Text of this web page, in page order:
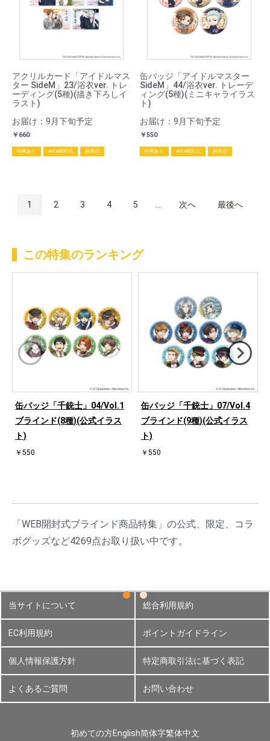
アクリルカード「アイドルマス
ター SideM」23/浴衣ver. トレ
ーディング(5種)(描き下ろしイ
ラスト)
お届け：9月下旬予定
￥660
特典あり WEB開封式 新商品
缶バッジ「アイドルマスター
SideM」44/浴衣ver. トレーデ
ィング(5種)(ミニキャライラス
ト)
お届け：9月下旬予定
￥550
特典あり WEB開封式 新商品
1 2 3 4 5 ... 次へ 最後へ
この特集のランキング
缶バッジ「千銃士」04/Vol.1
ブラインド(8種)(公式イラス
ト)
￥550
缶バッジ「千銃士」07/Vol.4
ブラインド(9種)(公式イラス
ト)
￥550
「WEB開封式ブラインド商品特集」の公式、限定、コラ
ボグッズなど4269点お取り扱い中です。
当サイトについて 総合利用規約
EC利用規約 ポイントガイドライン
個人情報保護方針 特定商取引法に基づく表記
よくあるご質問 お問い合わせ
初めての方English简体字繁体中文